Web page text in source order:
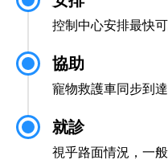
控制中心安排最快
協助
寵物救護車同步到
就診
視乎路面情況，一